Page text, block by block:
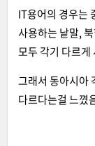
IT용어의 경우는
사용하는 낱말,
모두 각기 다르게
그래서 동아시아
다르다는걸 느꼈